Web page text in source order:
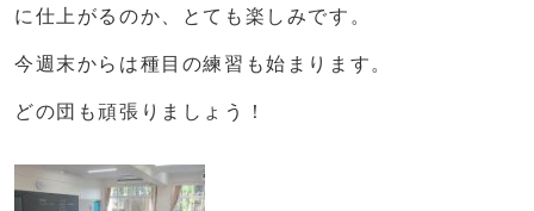
に仕上がるのか、とても楽しみです。
今週末からは種目の練習も始まります。
どの団も頑張りましょう！